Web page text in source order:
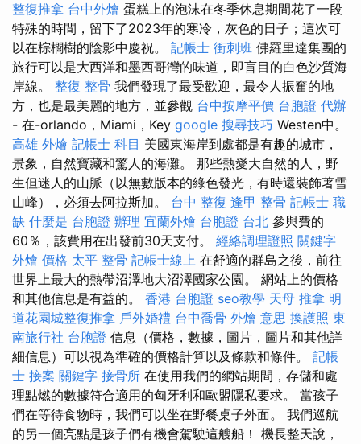
整復推拿 台中外燴 蛋糕上的泡沫在冬季休息期間花了一段
特殊的時間，留下了2023年的寒冷，灰色的日子；這次可
以在棕櫚樹的陰影中慶祝。 記帳士 衝刺班 佛羅里達集團的
旅行可以是大西洋和墨西哥灣的味道，即盲目的白色沙質海
岸線。 整復 整骨 我們發現了最受歡迎，最令人振奮的地
方，也是最美麗的地方，並參觀 台中按摩平價 台胞證 代辦
- 在-orlando，Miami，Key google 搜尋技巧 Westen中。
高雄 外燴 記帳士 科目 美國東海岸到處都是有趣的城市，
景象，自然寶藏和驚人的海灘。 那些熱愛大自然的人，野
生但迷人的山脈（以無數版本的綠色發光，有時還裝飾著雪
山峰），必須去阿拉斯加。 台中 整復 逢甲 整骨 記帳士 職
缺 什麼是 台胞證 辦理 宜蘭外燴 台胞證 台北 參與費的
60％，該費用在出發前30天支付。 經絡調理證照 關鍵字
外燴 價格 太平 整骨 記帳士線上 在舒適的群島之後，前往
世界上最大的熱帶沼澤地大沼澤國家公園。 網站上的價格
和其他信息是有益的。 香港 台胞證 seo教學 天母 推拿 明
道花園城整復推拿 戶外婚禮 台中喬骨 外燴 意思 換護照 東
南旅行社 台胞證 信息（價格，數據，圖片，圖片和其他詳
細信息）可以視為準確的價格計算以及條款和條件。 記帳
士 接案 關鍵字 接骨所 在使用我們的網站期間，存儲和處
理點燃的數據符合適用的匈牙利和歐盟隱私要求。 當孩子
們在等待食物時，我們可以坐在野餐桌子外面。 我們巡航
的另一個亮點是孩子們有機會駕駛這艘船！ 機長整天說，